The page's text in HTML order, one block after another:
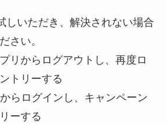
しいただき、解決されない場合
さい。
リからログアウトし、再度ロ
トリーする
らログインし、キャンペーン
ーする